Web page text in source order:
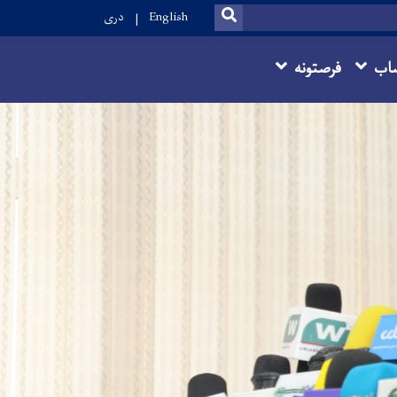
SEARCH
English دری
فرصتونه